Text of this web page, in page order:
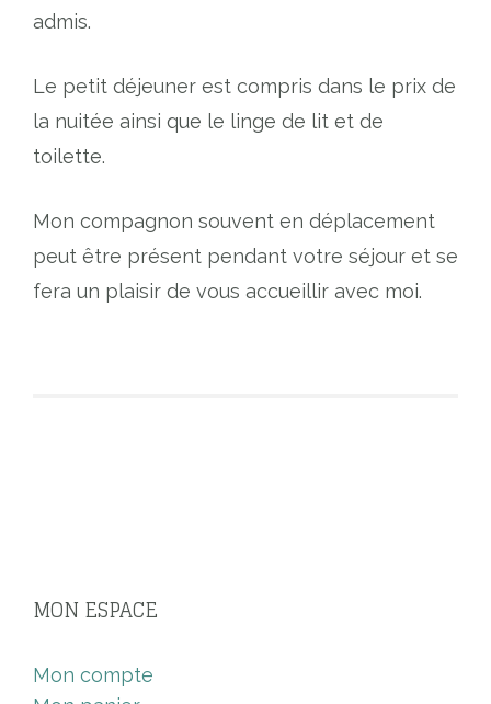
admis.
Le petit déjeuner est compris dans le prix de
la nuitée ainsi que le linge de lit et de
toilette.
Mon compagnon souvent en déplacement
peut être présent pendant votre séjour et se
fera un plaisir de vous accueillir avec moi.
MON ESPACE
Mon compte